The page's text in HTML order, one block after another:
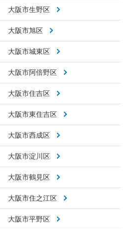
大阪市生野区
大阪市旭区
大阪市城東区
大阪市阿倍野区
大阪市住吉区
大阪市東住吉区
大阪市西成区
大阪市淀川区
大阪市鶴見区
大阪市住之江区
大阪市平野区